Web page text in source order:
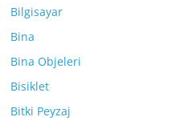
Bilgisayar
Bina
Bina Objeleri
Bisiklet
Bitki Peyzaj